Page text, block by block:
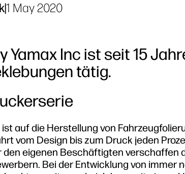
|1 May 2020
Yamax Inc ist seit 15
tätig.
auf die Herstellung von
vom Design bis zum Druck jeden
eigenen Beschäftigten verschaffen
Bei der Entwicklung von immer